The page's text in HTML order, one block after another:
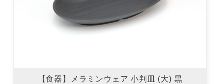
【食器】メラミンウェア 小判皿 (大) 黒